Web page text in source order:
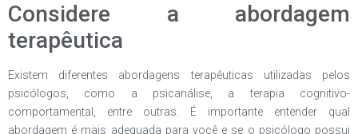
Considere a abordagem
terapêutica
Existem diferentes abordagens terapêuticas utilizadas pelos
psicólogos, como a psicanálise, a terapia cognitivo-
comportamental, entre outras. É importante entender qual
abordagem é mais adequada para você e se o psicólogo possui